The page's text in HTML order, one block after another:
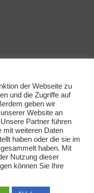
der Webseite zu
und die Zugriffe auf
geben wir
Website an
Partner führen
mit weiteren Daten
haben oder die sie im
haben. Mit
Nutzung dieser
können Sie Ihre